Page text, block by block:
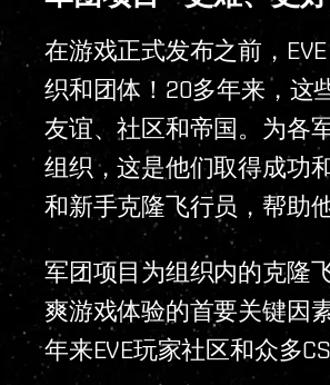
在游戏正式发布之前，
织和团体！20多年来，这
友谊、社区和帝国。为各
组织，这是他们取得成功
和新手克隆飞行员，帮助
军团项目为组织内的克隆
爽游戏体验的首要关键因
年来EVE玩家社区和众多